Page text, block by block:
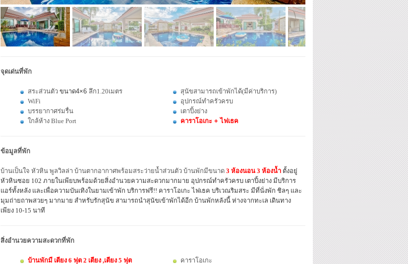
จุดเด่นที่พัก
สระส่วนตัว ขนาด4×6 ลึก1.20เมตร
WiFi
บรรยากาศร่มรื่น
ใกล้ห้าง Blue Port
สุนัขสามารถเข้าพักได้(มีค่าบริการ)
อุปกรณ์ทำครัวครบ
เตาปิ้งย่าง
คาราโอเกะ +ไฟเธค
ข้อมูลที่พัก
บ้านเป็นใจ หัวหิน พูลวิลล่า บ้านตากอากาศพร้อมสระว่ายน้ำส่วนตัว บ้านพักมีขนาด 3 ห้องนอน 3 ห้องน้ำ ตั้งอยู่
หัวหินซอย 102 ภายในเพียบพร้อมด้วยสิ่งอำนวยความสะดวกมากมาย อุปกรณ์ทำครัวครบ เตาปิ้งย่าง มีบริการ
แอร์ทั้งหลัง และเพื่อความบันเทิงในยามเข้าพัก บริการฟรี!! คาราโอเกะ ไฟเธค บริเวณริมสระ มีที่นั่งพัก ชิลๆ และ
มุมถ่ายถาพสวยๆ มากมาย สำหรับรักสุนัข สามารถนำสุนัขเข้าพักได้อีก บ้านพักหลังนี้ ห่างจากทะเล เดินทาง
เพียง 10-15 นาที
สิ่งอำนวยความสะดวกที่พัก
บ้านพักมี เตียง 6 ฟุต 2 เตียง ,เตียง 5 ฟุต
คาราโอเกะ